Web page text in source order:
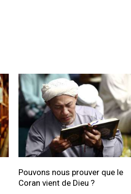
Pouvons nous prouver que le
Coran vient de Dieu ?